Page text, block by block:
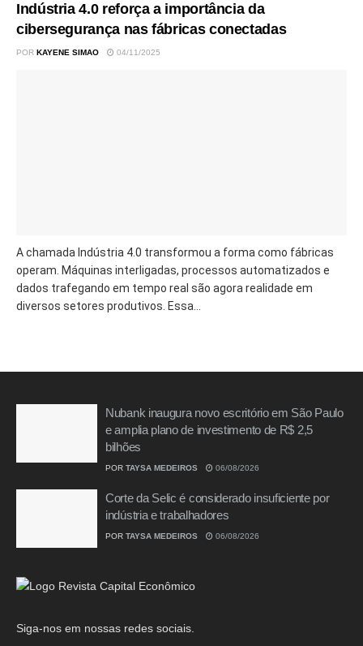
Indústria 4.0 reforça a importância da
cibersegurança nas fábricas conectadas
POR KAYENE SIMAO 04/11/2025
A chamada Indústria 4.0 transformou a forma como fábricas
operam. Máquinas interligadas, processos automatizados e
dados trafegando em tempo real são agora realidade em
diversos setores produtivos. Essa...
Nubank inaugura novo escritório em São Paulo
e amplia plano de investimento de R$ 2,5
bilhões
POR TAYSA MEDEIROS 06/08/2026
Corte da Selic é considerado insuficiente por
indústria e trabalhadores
POR TAYSA MEDEIROS 06/08/2026
Siga-nos em nossas redes sociais.